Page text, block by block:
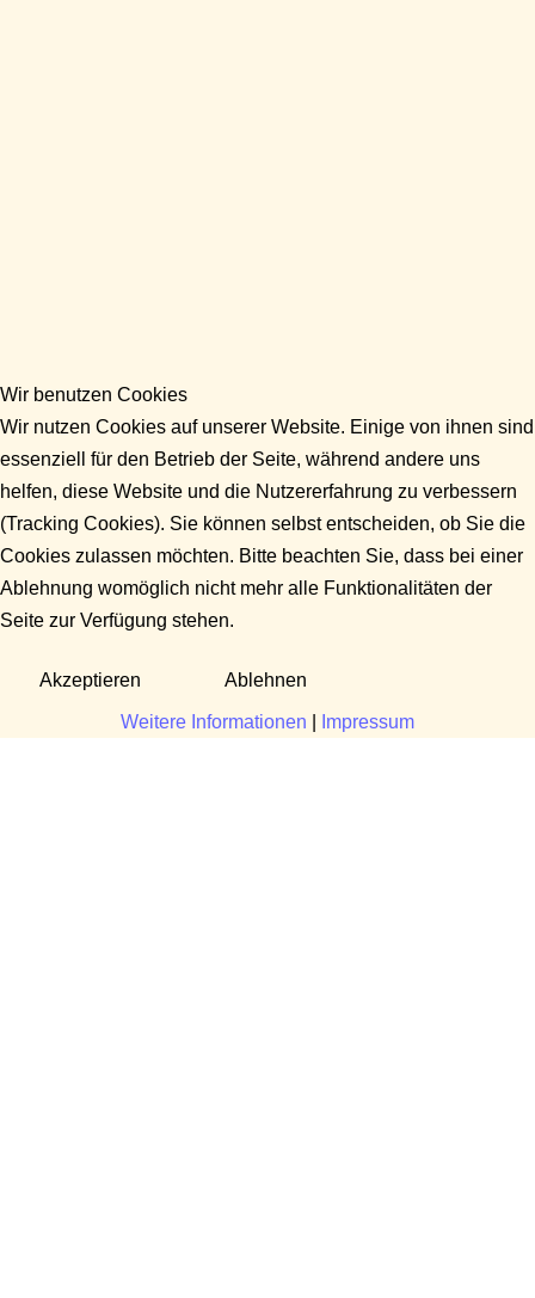
Wir benutzen Cookies
Wir nutzen Cookies auf unserer Website. Einige von ihnen sind
essenziell für den Betrieb der Seite, während andere uns
helfen, diese Website und die Nutzererfahrung zu verbessern
(Tracking Cookies). Sie können selbst entscheiden, ob Sie die
Cookies zulassen möchten. Bitte beachten Sie, dass bei einer
Ablehnung womöglich nicht mehr alle Funktionalitäten der
Seite zur Verfügung stehen.
Akzeptieren Ablehnen
Weitere Informationen Impressum